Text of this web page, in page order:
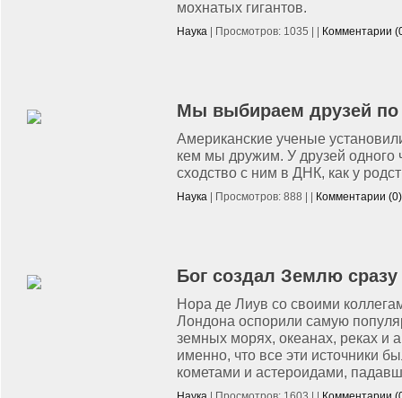
мохнатых гигантов.
Наука | Просмотров: 1035 | | Комментарии
Мы выбираем друзей по
Американские ученые
кем мы дружим. У друзей одного
сходство с ним в ДНК, как у
Наука | Просмотров: 888 | | Комментарии (0)
Бог создал Землю
Нора де Лиув со своими
Лондона оспорили самую
земных морях, океанах, реках и
именно, что все эти источники
кометами и астероидами,